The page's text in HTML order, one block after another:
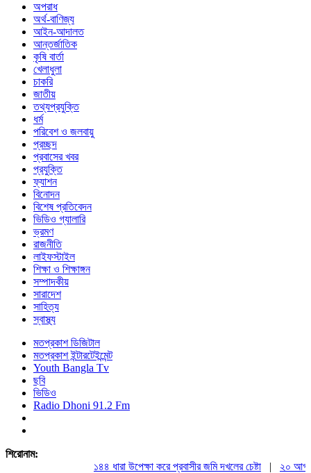
অপরাধ
অর্থ-বাণিজ্য
আইন-আদালত
আন্তর্জাতিক
কৃষি বার্তা
খেলাধুলা
চাকরি
জাতীয়
তথ্যপ্রযুক্তি
ধর্ম
পরিবেশ ও জলবায়ু
প্রচ্ছদ
প্রবাসের খবর
প্রযুক্তি
ফ্যাশন
বিনোদন
বিশেষ প্রতিবেদন
ভিডিও গ্যালারি
ভ্রমণ
রাজনীতি
লাইফস্টাইল
শিক্ষা ও শিক্ষাঙ্গন
সম্পাদকীয়
সারাদেশ
সাহিত্য
স্বাস্থ্য
মতপ্রকাশ ডিজিটাল
মতপ্রকাশ ইন্টারটেইন্মেন্ট
Youth Bangla Tv
ছবি
ভিডিও
Radio Dhoni 91.2 Fm
শিরোনাম:
১৪৪ ধারা উপেক্ষা করে প্রবাসীর জমি দখলের চেষ্টা|
২০ আগস্ট